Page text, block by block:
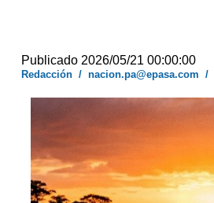
Publicado 2026/05/21 00:00:00
Redacción /nacion.pa@epasa.com